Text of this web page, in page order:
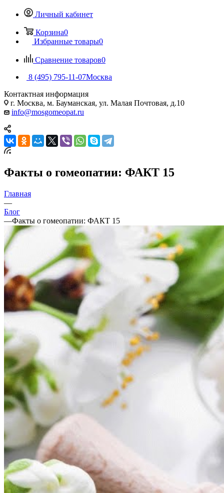
Личный кабинет
Корзина0
Избранные товары0
Сравнение товаров0
8 (495) 795-11-07Москва
Контактная информация
г. Москва, м. Бауманская, ул. Малая Почтовая, д.10
info@mosgomeopat.ru
Факты о гомеопатии: ФАКТ 15
Главная
—
Блог
—Факты о гомеопатии: ФАКТ 15